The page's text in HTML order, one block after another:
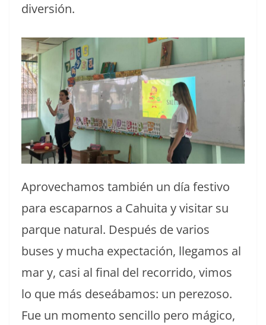
diversión.
Aprovechamos también un día festivo
para escaparnos a Cahuita y visitar su
parque natural. Después de varios
buses y mucha expectación, llegamos al
mar y, casi al final del recorrido, vimos
lo que más deseábamos: un perezoso.
Fue un momento sencillo pero mágico,